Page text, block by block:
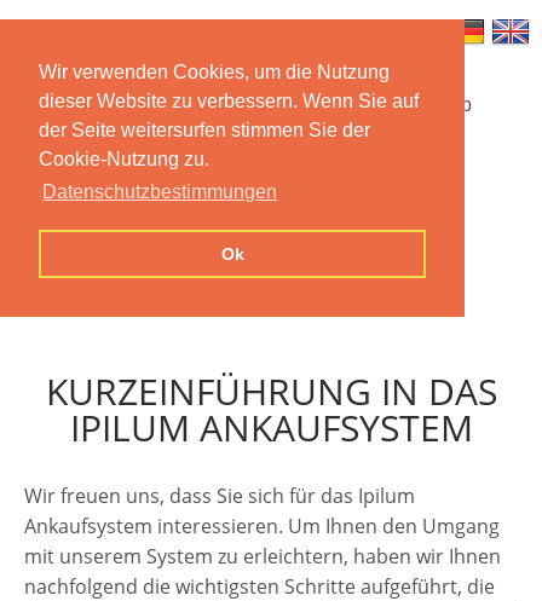
Wir verwenden Cookies, um die Nutzung
dieser Website zu verbessern. Wenn Sie auf
der Seite weitersurfen stimmen Sie der
Cookie-Nutzung zu.
Datenschutzbestimmungen
Ok
Startseite Funktionen Mobile App
Preise
Kontakt Impressum
KURZEINFÜHRUNG IN DAS
IPILUM ANKAUFSYSTEM
Wir freuen uns, dass Sie sich für das Ipilum
Ankaufsystem interessieren. Um Ihnen den Umgang
mit unserem System zu erleichtern, haben wir Ihnen
nachfolgend die wichtigsten Schritte aufgeführt, die